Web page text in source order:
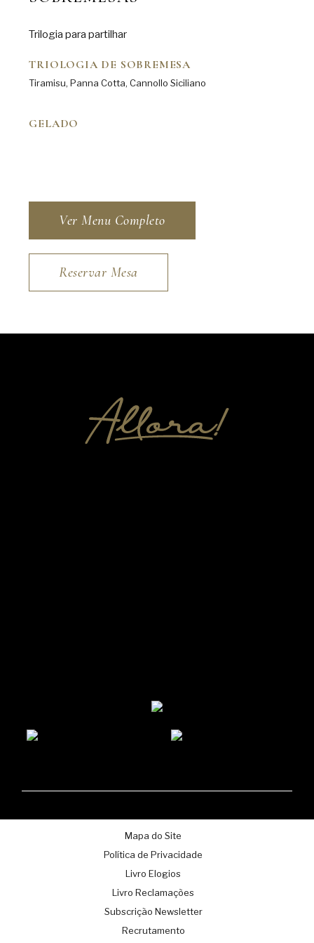
Trilogia para partilhar
TRIOLOGIA DE SOBREMESA
Tiramisu, Panna Cotta, Cannollo Siciliano
GELADO
Ver Menu Completo
Reservar Mesa
Mapa do Site
Política de Privacidade
Livro Elogios
Livro Reclamações
Subscrição Newsletter
Recrutamento